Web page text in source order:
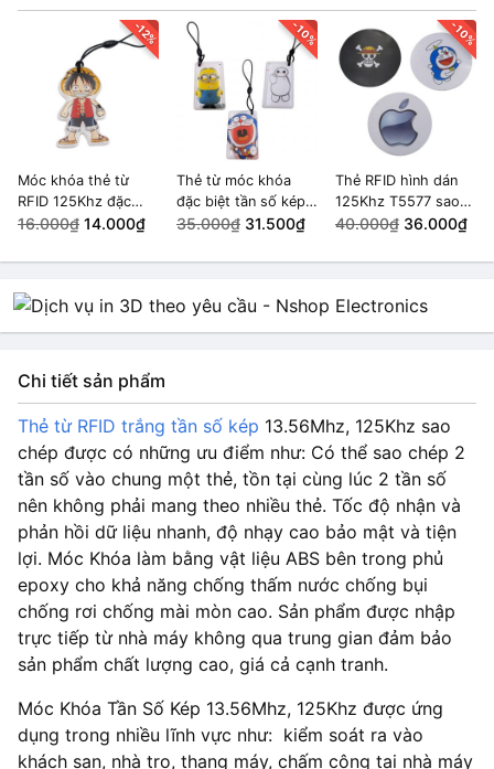
-12%
Móc khóa thẻ từ
RFID 125Khz đặc
biệt Sao Chép được
16.000₫ 14.000₫
-10%
Thẻ từ móc khóa
đặc biệt tần số kép
13.56Mhz, 125Khz
35.000₫ 31.500₫
-10%
Thẻ RFID hình dán
125Khz T5577 sao
chép được
40.000₫ 36.000₫
Chi tiết sản phẩm
Thẻ từ RFID trắng tần số kép 13.56Mhz, 125Khz sao
chép được có những ưu điểm như: Có thể sao chép 2
tần số vào chung một thẻ, tồn tại cùng lúc 2 tần số
nên không phải mang theo nhiều thẻ. Tốc độ nhận và
phản hồi dữ liệu nhanh, độ nhạy cao bảo mật và tiện
lợi. Móc Khóa làm bằng vật liệu ABS bên trong phủ
epoxy cho khả năng chống thấm nước chống bụi
chống rơi chống mài mòn cao. Sản phẩm được nhập
trực tiếp từ nhà máy không qua trung gian đảm bảo
sản phẩm chất lượng cao, giá cả cạnh tranh.
Móc Khóa Tần Số Kép 13.56Mhz, 125Khz được ứng
dụng trong nhiều lĩnh vực như: kiểm soát ra vào
khách sạn, nhà trọ, thang máy, chấm công tại nhà máy